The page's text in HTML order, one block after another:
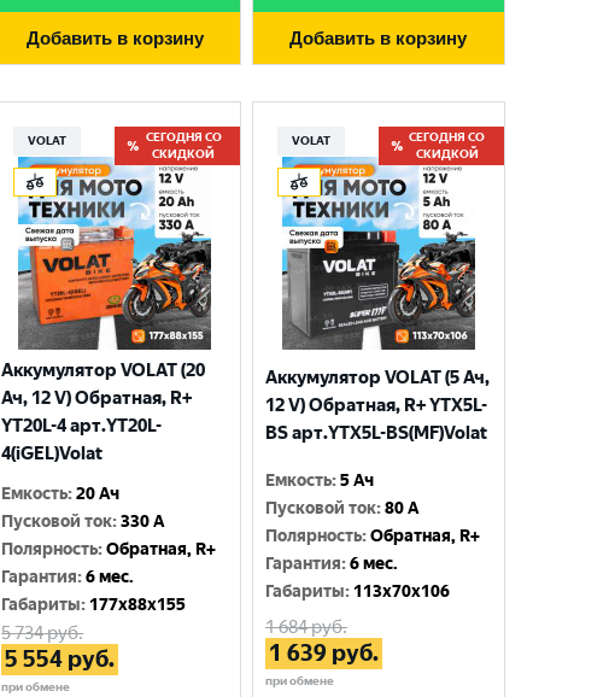
Добавить в корзину Добавить в корзину
VOLAT
СЕГОДНЯ СО
СКИДКОЙ
Аккумулятор VOLAT (20
Ач, 12 V) Обратная, R+
YT20L-4 арт.YT20L-
4(iGEL)Volat
Емкость:20 Ач
Пусковой ток:330 A
Полярность:Обратная, R+
Гарантия:6 мес.
Габариты: 177x88x155
5 734руб.
5 554 руб.
при обмене
VOLAT
СЕГОДНЯ СО
СКИДКОЙ
Аккумулятор VOLAT (5 Ач,
12 V) Обратная, R+ YTX5L-
BS арт.YTX5L-BS(MF)Volat
Емкость:5 Ач
Пусковой ток:80 A
Полярность:Обратная, R+
Гарантия:6 мес.
Габариты: 113x70x106
1 684руб.
1 639 руб.
при обмене